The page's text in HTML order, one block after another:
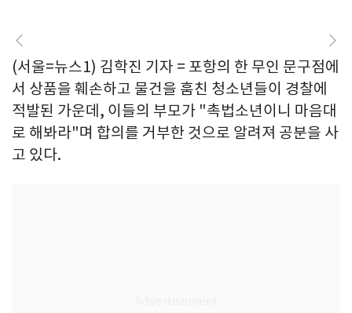
(서울=뉴스1) 김학진 기자 = 포항의 한 무인 문구점에
서 상품을 훼손하고 물건을 훔친 청소년들이 경찰에
적발된 가운데, 이들의 부모가 "촉법소년이니 마음대
로 해봐라"며 합의를 거부한 것으로 알려져 공분을 사
고 있다.